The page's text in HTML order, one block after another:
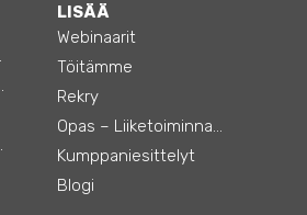
LISÄÄ
Webinaarit
Töitämme
Rekry
Opas – Liiketoiminnan tehostamiseen
Kumppaniesittelyt
Blogi